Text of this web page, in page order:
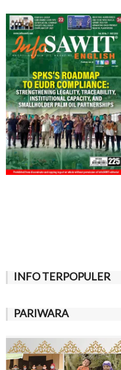
INFO TERPOPULER
PARIWARA